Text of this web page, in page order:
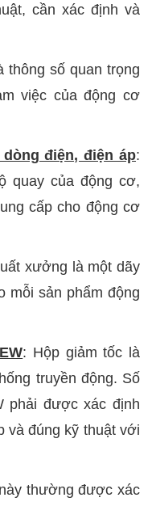
cần xác định và
thông số quan trọng
việc của động cơ
điện, điện áp:
quay của động cơ,
cấp cho động cơ
xưởng là một dãy
mỗi sản phẩm động
: Hộp giảm tốc là
truyền động. Số
phải được xác định
và đúng kỹ thuật với
thường được xác